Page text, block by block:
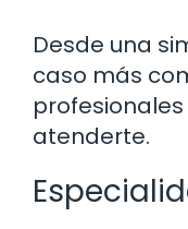
Desde una
caso más
atenderte.